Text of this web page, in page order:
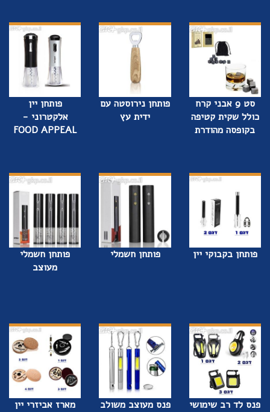
סט 9 אבני קרח
כולל שקית קטיפה
בקופסה מהודרת
פותחן נירוסטה עם
ידית עץ
פותחן יין
אלקטרוני -
FOOD APPEAL
פותחן בקבוקי יין פותחן חשמלי
פותחן חשמלי
מעוצב
פנס לד רב שימושי
פנס מעוצב משולב
מארז אביזרי יין